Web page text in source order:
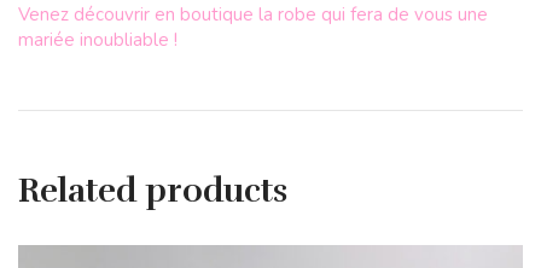
Venez découvrir en boutique la robe qui fera de vous une
mariée inoubliable !
Related products